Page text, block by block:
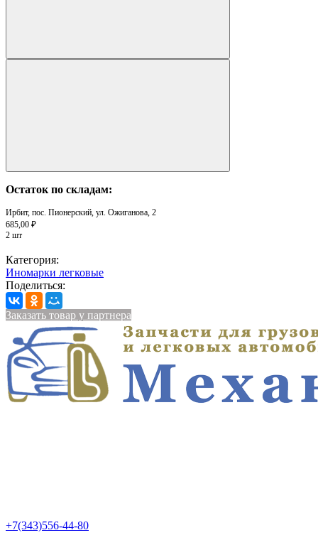
Остаток по складам:
Ирбит, пос. Пионерский, ул. Ожиганова, 2
685,00 ₽
2 шт
Категория:
Иномарки легковые
Поделиться:
Заказать товар у партнера
+7(343)556-44-80